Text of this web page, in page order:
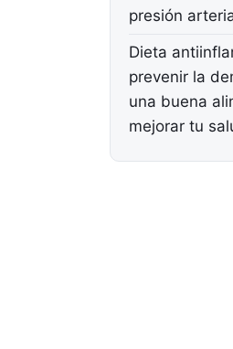
presión
Dieta
prevenir la
una buena
mejorar tu